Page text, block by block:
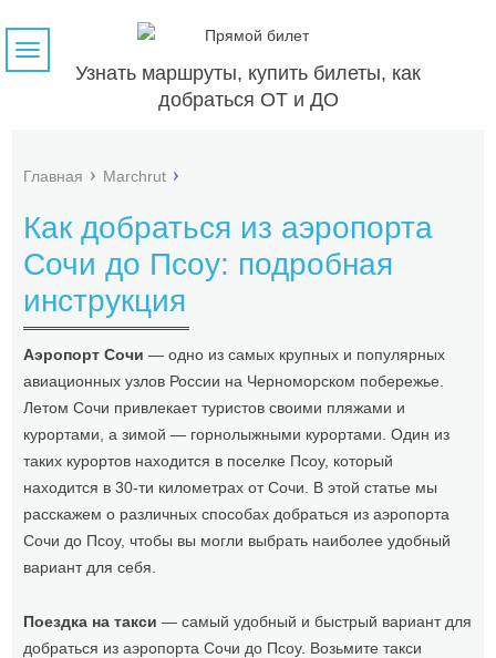
Узнать маршруты, купить билеты, как
добраться ОТ и ДО
Навигация
Главная Marchrut
Как добраться из аэропорта
Сочи до Псоу: подробная
инструкция
Аэропорт Сочи — одно из самых крупных и популярных
авиационных узлов России на Черноморском побережье.
Летом Сочи привлекает туристов своими пляжами и
курортами, а зимой — горнолыжными курортами. Один из
таких курортов находится в поселке Псоу, который
находится в 30-ти километрах от Сочи. В этой статье мы
расскажем о различных способах добраться из аэропорта
Сочи до Псоу, чтобы вы могли выбрать наиболее удобный
вариант для себя.
Поездка на такси — самый удобный и быстрый вариант для
добраться из аэропорта Сочи до Псоу. Возьмите такси